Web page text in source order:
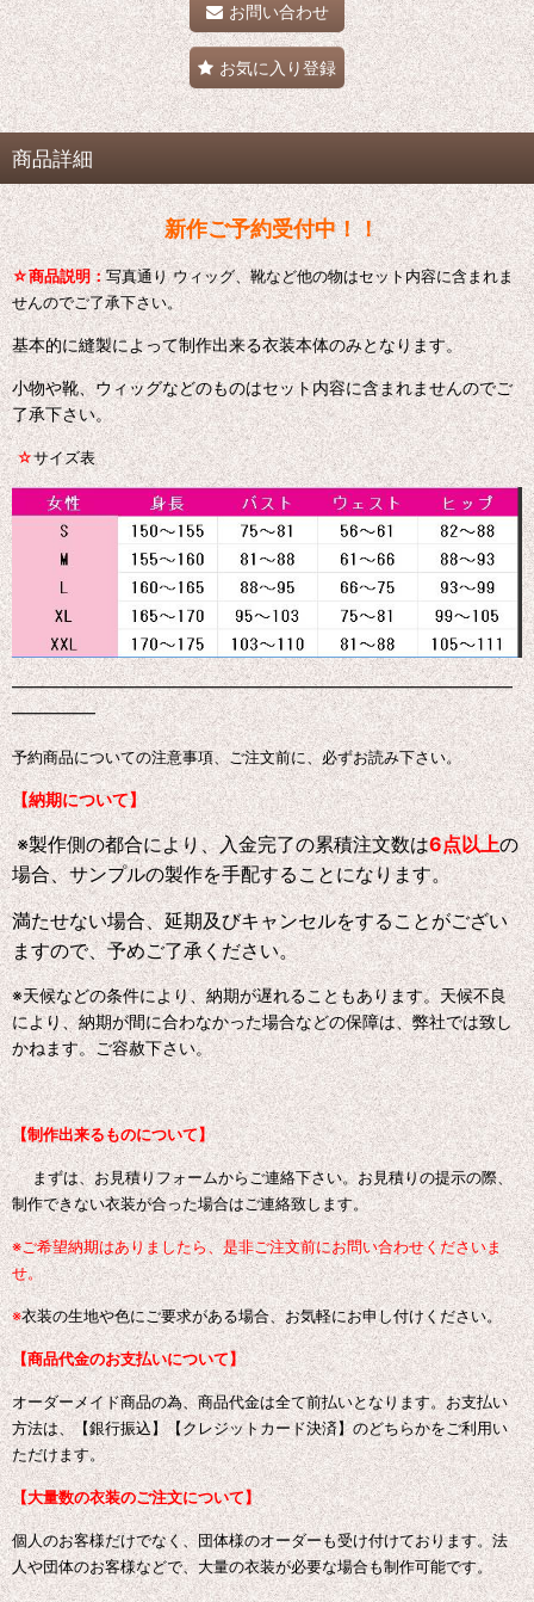
お問い合わせ
お気に入り登録
商品詳細
新作ご予約受付中！！
☆商品説明：写真通り ウィッグ、靴など他の物はセット内容に含まれま
せんのでご了承下さい。
基本的に縫製によって制作出来る衣装本体のみとなります。
小物や靴、ウィッグなどのものはセット内容に含まれませんのでご
了承下さい。
☆サイズ表
━━━━━━━━━━━━━━━━━━━━━━━━━━━━━━
━━━━━
予約商品についての注意事項、ご注文前に、必ずお読み下さい。
【納期について】
※製作側の都合により、入金完了の累積注文数は6点以上の
場合、サンプルの製作を手配することになります。
満たせない場合、延期及びキャンセルをすることがござい
ますので、予めご了承ください。
※天候などの条件により、納期が遅れることもあります。天候不良
により、納期が間に合わなかった場合などの保障は、弊社では致し
かねます。ご容赦下さい。
【制作出来るものについて】
まずは、お見積りフォームからご連絡下さい。お見積りの提示の際、
制作できない衣装が合った場合はご連絡致します。
※ご希望納期はありましたら、是非ご注文前にお問い合わせくださいま
せ。
※衣装の生地や色にご要求がある場合、お気軽にお申し付けください。
【商品代金のお支払いについて】
オーダーメイド商品の為、商品代金は全て前払いとなります。お支払い
方法は、【銀行振込】【クレジットカード決済】のどちらかをご利用い
ただけます。
【大量数の衣装のご注文について】
個人のお客様だけでなく、団体様のオーダーも受け付けております。法
人や団体のお客様などで、大量の衣装が必要な場合も制作可能です。